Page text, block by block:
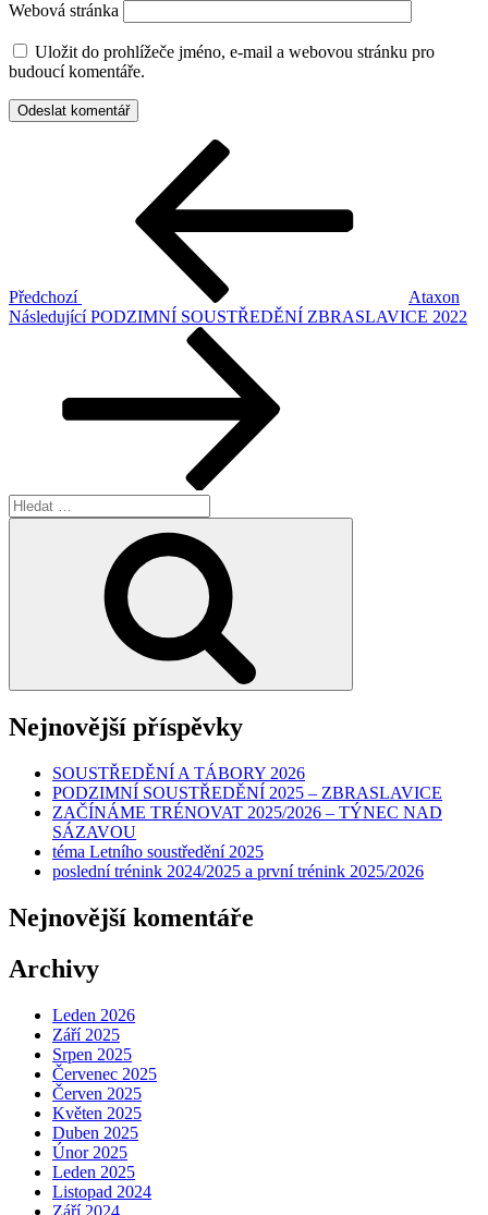
Webová stránka
Uložit do prohlížeče jméno, e-mail a webovou stránku pro
budoucí komentáře.
Předchozí
Ataxon
Následující
Následující PODZIMNÍ SOUSTŘEDĚNÍ ZBRASLAVICE 2022
Hledat:
Nejnovější příspěvky
SOUSTŘEDĚNÍ A TÁBORY 2026
PODZIMNÍ SOUSTŘEDĚNÍ 2025 – ZBRASLAVICE
ZAČÍNÁME TRÉNOVAT 2025/2026 – TÝNEC NAD
SÁZAVOU
téma Letního soustředění 2025
poslední trénink 2024/2025 a první trénink 2025/2026
Nejnovější komentáře
Archivy
Leden 2026
Září 2025
Srpen 2025
Červenec 2025
Červen 2025
Květen 2025
Duben 2025
Únor 2025
Leden 2025
Listopad 2024
Září 2024